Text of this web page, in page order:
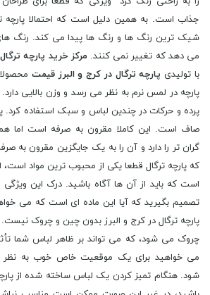
جذاب است. به همین دلیل است که احتمالا پارچه
شیک ترین رنگ ها و رنگ ها پیدا می کند. رنگ
می دهد که تغییر نمی کنند. مرکز خرید پارچه
با تولیدی پارچه ترگال در کرج و البرز قیمت
پارچه در لمس نرم به نظر می رسد و وزن بالایی دارد.
پرده و حرکات در چندین لباس و سبک استفاده کرد.
صاف است. این کاملا مقرون به صرفه است اما
گران‌ تر را دارد و آن را به یک جایگزین مقرون به
که پارچه ترگال قطعا یکی از محبوب ترین مواد است،
است که باید از آن ها آگاه باشید. درک این
تصمیم بگیرید که آیا این ماده ای است که می
پارچه ترگال در کرج و البرز بدون چین و چروک
چروک می شود، که می تواند بر ظاهر لباس شما
می خواهید برای یک موقعیت خاص خوب به نظر
شود. هنگام تمیز کردن یک لباس ساخته شده از